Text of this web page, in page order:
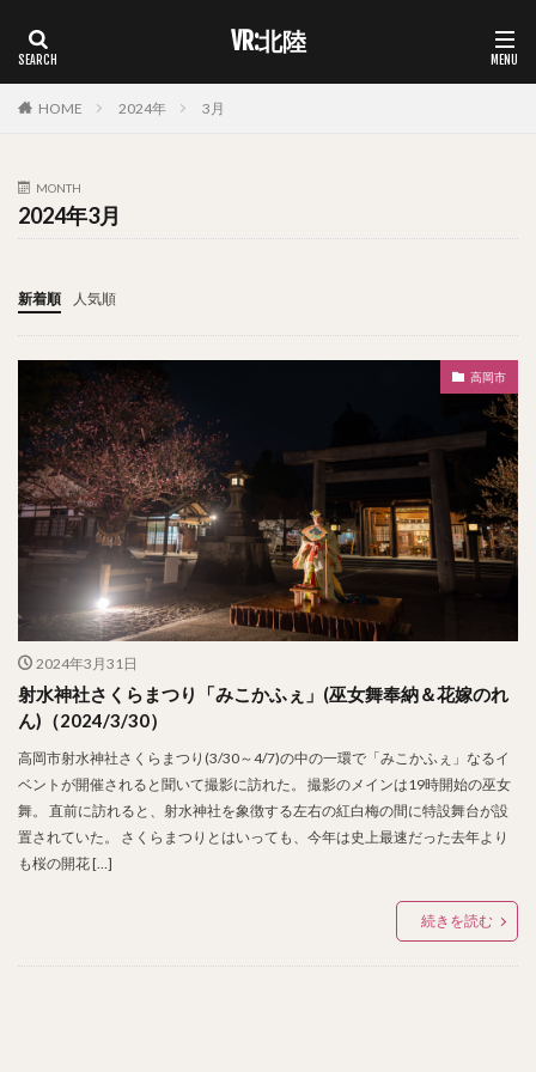
VR:北陸
HOME 2024年 3月
MONTH
2024年3月
新着順 人気順
高岡市
2024年3月31日
射水神社さくらまつり「みこかふぇ」(巫女舞奉納＆花嫁のれ
ん)（2024/3/30）
高岡市射水神社さくらまつり(3/30～4/7)の中の一環で「みこかふぇ」なるイ
ベントが開催されると聞いて撮影に訪れた。 撮影のメインは19時開始の巫女
舞。 直前に訪れると、射水神社を象徴する左右の紅白梅の間に特設舞台が設
置されていた。 さくらまつりとはいっても、今年は史上最速だった去年より
も桜の開花 […]
続きを読む